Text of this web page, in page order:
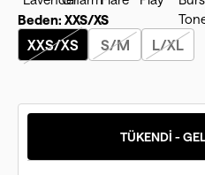
Beden: XXS/XS
XXS/XS S/M L/XL
TÜKENDİ -